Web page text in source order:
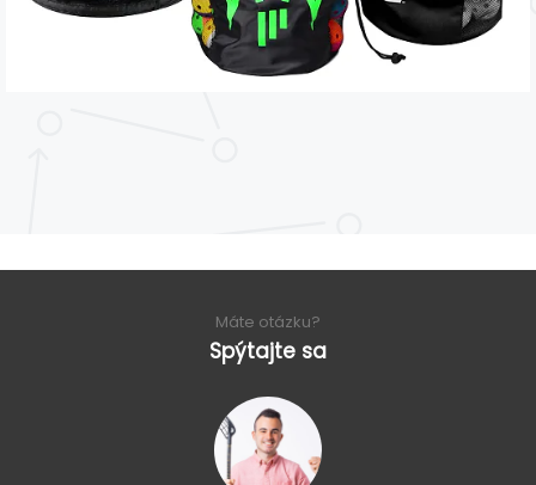
Máte otázku?
Spýtajte sa